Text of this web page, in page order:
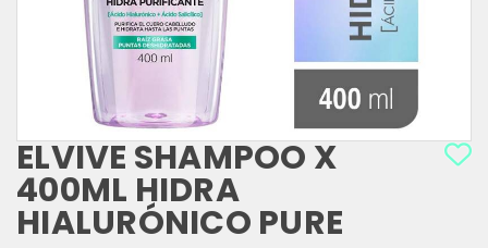
ELVIVE SHAMPOO X
400ML HIDRA
HIALURÓNICO PURE